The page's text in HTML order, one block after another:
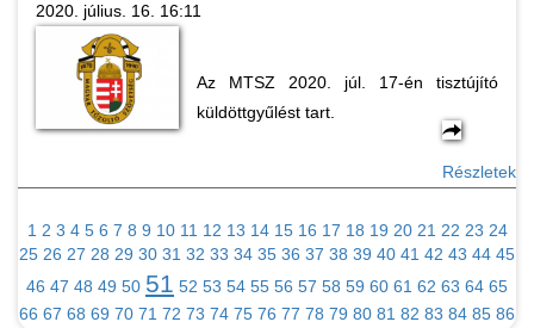
2020. július. 16. 16:11
Az MTSZ 2020. júl. 17-én tisztújító
küldöttgyűlést tart.
Részletek
1 2 3 4 5 6 7 8 9 10 11 12 13 14 15 16 17 18 19 20 21 22 23 24
25 26 27 28 29 30 31 32 33 34 35 36 37 38 39 40 41 42 43 44 45
46 47 48 49 50 51 52 53 54 55 56 57 58 59 60 61 62 63 64 65
66 67 68 69 70 71 72 73 74 75 76 77 78 79 80 81 82 83 84 85 86